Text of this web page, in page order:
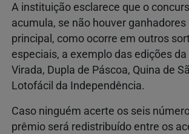
A instituição esclarece que o
acumula, se não houver ganhadores
principal, como ocorre em outros
especiais, a exemplo das edições
Virada, Dupla de Páscoa, Quina de
Lotofácil da Independência.
Caso ninguém acerte os seis
prêmio será redistribuído entre os